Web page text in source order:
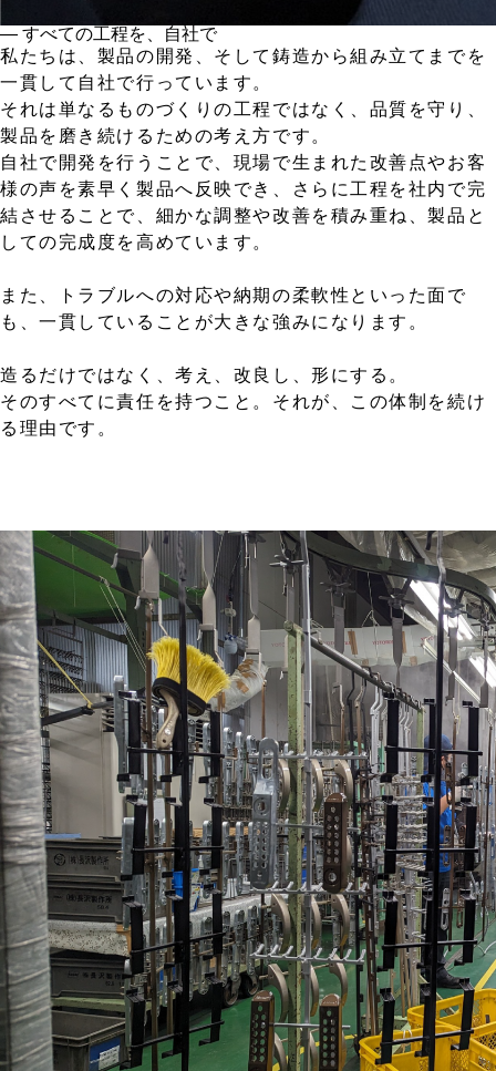
― すべての工程を、自社で
私たちは、製品の開発、そして鋳造から組み立てまでを
一貫して自社で行っています。
それは単なるものづくりの工程ではなく、品質を守り、
製品を磨き続けるための考え方です。
自社で開発を行うことで、現場で生まれた改善点やお客
様の声を素早く製品へ反映でき、さらに工程を社内で完
結させることで、細かな調整や改善を積み重ね、製品と
しての完成度を高めています。
また、トラブルへの対応や納期の柔軟性といった面で
も、一貫していることが大きな強みになります。
造るだけではなく、考え、改良し、形にする。
そのすべてに責任を持つこと。それが、この体制を続け
る理由です。